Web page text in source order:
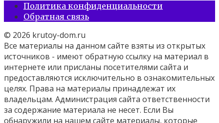
Политика конфиденциальности
Обратная связь
© 2026 krutoy-dom.ru
Все материалы на данном сайте взяты из открытых
источников - имеют обратную ссылку на материал в
интернете или присланы посетителями сайта и
предоставляются исключительно в ознакомительных
целях. Права на материалы принадлежат их
владельцам. Администрация сайта ответственности
за содержание материала не несет. Если Вы
обнаружили на нашем сайте материалы, которые